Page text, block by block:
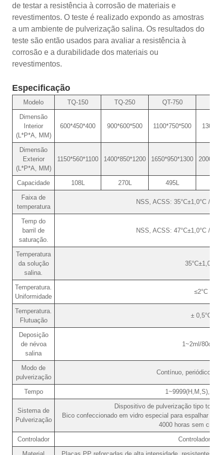
de testar a resistência à corrosão de materiais e
revestimentos. O teste é realizado expondo as amostras
a um ambiente de pulverização salina. Os resultados do
teste são então usados ​​para avaliar a resistência à
corrosão e a durabilidade dos materiais ou
revestimentos.
Especificação
Modelo TQ-150 TQ-250 QT-750
Dimensão
Interior
(L*P*A, MM)
600*450*400 900*600*500 1100*750*500
Dimensão
Exterior
(L*P*A, MM)
1150*560*1100 1400*850*1200 1650*950*1300
Capacidade 108L 270L 495L
Faixa de
temperatura
NSS, ACSS: 35°C±1,0°C /
Temp do
barril de
saturação.
NSS, ACSS: 47°C±1,0°C /
Temperatura
da solução
salina.
35°C±1,0°C
Temperatura.
Uniformidade
≤2°C
Temperatura.
Flutuação
± 0,5°C
Deposição
de névoa
salina
1~2ml/
Modo de
pulverização
Contínuo, periódico
Tempo 1~9999(H,M,S),
Sistema de
Pulverização
Dispositivo de pulverização tipo
Bico confeccionado em vidro especial para espalhar
4000 horas sem
Controlador
Controlador